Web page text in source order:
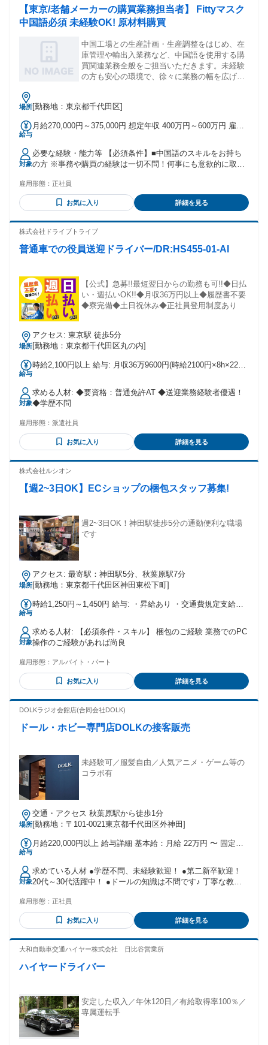
主婦・主夫歓迎 ＊フリーター歓迎 ＊正社員デビューOK ＊
U・Iターン歓迎 ＊ミドル活躍中 ＊シニア応援 ＊社会復帰 ＊
学歴不問 ＊年齢不問 ༶ ༶ ༶ ༶ ༶ ༶ ༶ ༶ ༶ ༶ ༶ ༶ ༶ ༶ ༶ ༶ ༶ ༶ ＜
こんな経験も活かせます＞ ■ビル清掃、ホテル清掃、住宅清
掃 ■商業施設清掃、駅清掃、工場清掃 ■水回り清掃、屋外清
掃、窓清掃 ■飲食店の洗い場スタッフ
【東京/老舗メーカーの購買業務担当者】 Fittyマスク
中国語必須 未経験OK! 原材料購買
中国工場との生産計画・生産調整をはじめ、在
庫管理や輸出入業務など、中国語を使用する購
買関連業務全般をご担当いただきます。未経験
の方も安心の環境で、徐々に業務の幅を広げな
場所[勤務地：東京都千代田区]
給与
月給270,000円～375,000円 想定年収 400万円～600万円 雇用
給￥270,000～ 基本給￥270,000～を含む/月 ■賞与実績:4.5ヶ
月分 諸手当：通勤手当（会社規定に基づき支給）、残業手当
（残業時間に応じて別途支給） 試用期間 有 期間：3ヶ月 備
考：変更無
対象
必要な経験・能力等 【必須条件】■中国語のスキルをお持ち
の方 ※事務や購買の経験は一切不問！何事にも意欲的に取り
持って周囲とコミュニケーションが取れる方■新しい知識を吸
収する記憶力と向上心がある方 ★海外出張（中国へ年２～３
回程度）にも柔軟に対応でき、グローバルな舞台で活躍した
年)創業、医薬品や予防・衛生製品を中心に製造販売する
歴・資格 学歴：大学院 大学 語学力：中国語 資格：
雇用形態： 正社員
お気に入り 詳細を見る
株式会社ドライブトライブ
普通車での役員送迎ドライバー/DR:HS455-01-AI
【公式】急募!!最短翌日からの勤務も可!!◆日払
い・週払いOK!!◆月収36万円以上◆履歴書不要
◆寮完備◆土日祝休み◆正社員登用制度あり
場所
アクセス: 東京駅 徒歩5分
[勤務地：東京都千代田区丸の内]
給与
時給2,100円以上 給与: 月収36万9600円(時給2100円×8h×22日
対象
求める人材: ◆要資格：普通免許AT ◆送迎業務経験者優遇！
◆学歴不問
雇用形態： 派遣社員
お気に入り 詳細を見る
株式会社ルシオン
【週2~3日OK】ECショップの梱包スタッフ募集!
週2~3日OK！神田駅徒歩5分の通勤便利な職場
です
場所
アクセス: 最寄駅：神田駅5分、秋葉原駅7分
[勤務地：東京都千代田区神田東松下町]
給与
時給1,250円～1,450円 給与: ・昇給あり ・交通費規定支給
対象
求める人材: 【必須条件・スキル】 梱包のご経験 業務でのPC
操作のご経験があれば尚良
雇用形態： アルバイト・パート
お気に入り 詳細を見る
DOLKラジオ会館店(合同会社DOLK)
ドール・ホビー専門店DOLKの接客販売
未経験可／服髪自由／人気アニメ・ゲーム等の
コラボ有
場所
交通・アクセス 秋葉原駅から徒歩1分
[勤務地：〒101-0021東京都千代田区外神田]
給与
月給220,000円以上 給与詳細 基本給：月給 22万円 〜 固定残
勤・家族手当金額：なし 全員に一律で支払われるその他手当
金額：なし ※経験・スキルなどを考慮の上決定いたします。
【手当】 ・交通費実費支給 ・時間外手当全額支給 【昇給】
あり 【賞与】 年2回（業績による） ※過去実績：年2カ月分
対象
求めている人材 ●学歴不問、未経験歓迎！ ●第二新卒歓迎！
20代～30代活躍中！ ●ドールの知識は不問です♪ 丁寧な教育
ら転職してきた先輩もたくさんいます♪ - ＜ 以下のような方歓
迎！ ＞ ●人とのコミュニケーションが好きな方 ●好きを仕事
にしたい方 ●好奇心旺盛で学ぶのが好きな方 ●相手の言葉やニ
姿勢が成果につながるお仕事です！ ★高卒、専門卒、短大
業界を問わず接客販売の経験者は特に歓迎です！
雇用形態： 正社員
お気に入り 詳細を見る
大和自動車交通ハイヤー株式会社 日比谷営業所
ハイヤードライバー
安定した収入／年休120日／有給取得率100％／
専属運転手